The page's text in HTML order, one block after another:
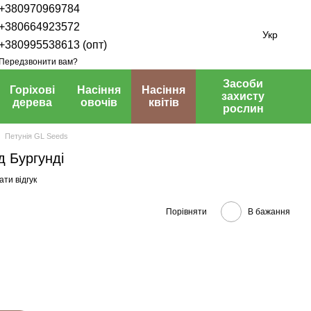
(опт)
Передзвонити вам?
Укр
Горіхові
дерева
Насіння
овочів
Насіння
квітів
Засоби
захисту
рослин
Петунія GL Seeds
Бургунді
відгук
Порівняти В бажання